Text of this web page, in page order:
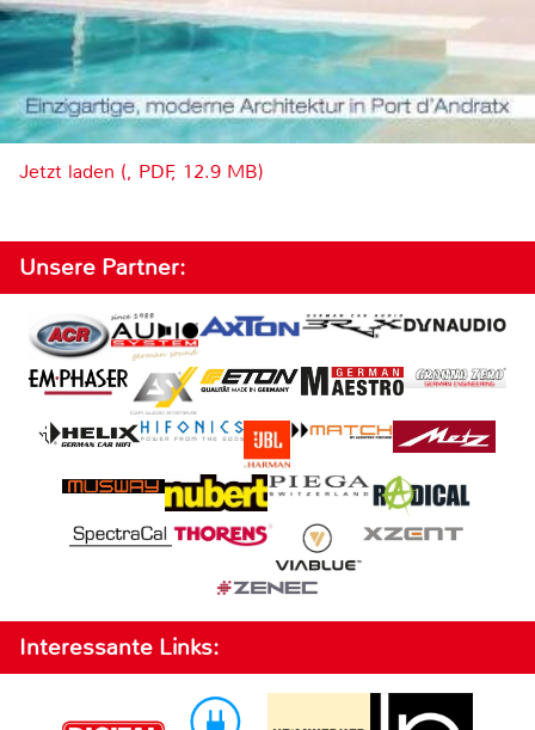
Jetzt laden (, PDF, 12.9 MB)
Unsere Partner:
Interessante Links: